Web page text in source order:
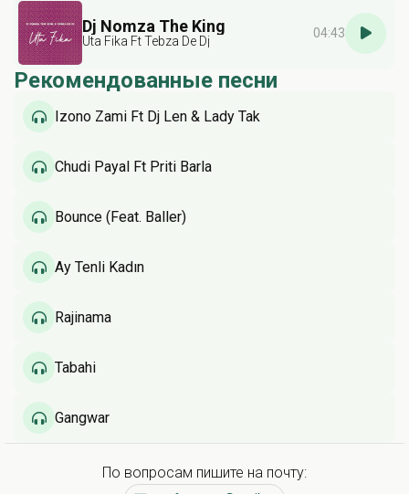
Dj Nomza The King
Uta Fika Ft Tebza De Dj
04:43
Рекомендованные песни
Izono Zami Ft Dj Len & Lady Tak
Chudi Payal Ft Priti Barla
Bounce (Feat. Baller)
Ay Tenli Kadın
Rajinama
Tabahi
Gangwar
По вопросам пишите на почту: